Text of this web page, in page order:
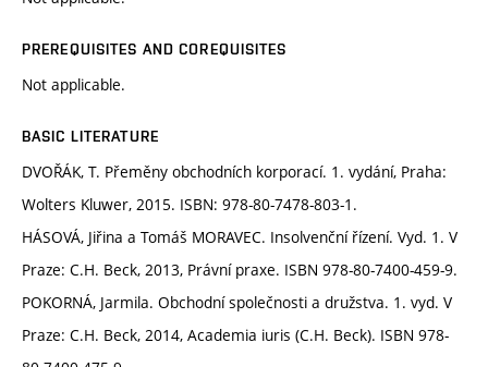
PREREQUISITES AND COREQUISITES
Not applicable.
BASIC LITERATURE
DVOŘÁK, T. Přeměny obchodních korporací. 1. vydání, Praha:
Wolters Kluwer, 2015. ISBN: 978-80-7478-803-1.
HÁSOVÁ, Jiřina a Tomáš MORAVEC. Insolvenční řízení. Vyd. 1. V
Praze: C.H. Beck, 2013, Právní praxe. ISBN 978-80-7400-459-9.
POKORNÁ, Jarmila. Obchodní společnosti a družstva. 1. vyd. V
Praze: C.H. Beck, 2014, Academia iuris (C.H. Beck). ISBN 978-